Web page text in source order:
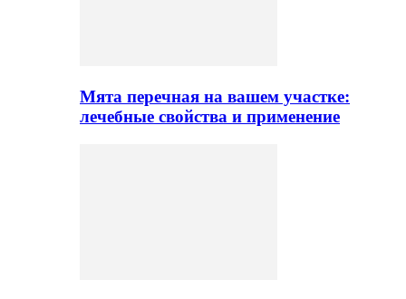
Мята перечная на вашем участке:
лечебные свойства и применение